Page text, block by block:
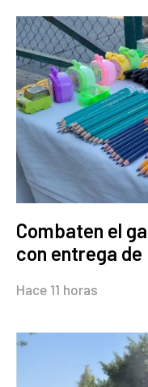
Combaten el
con entrega
Hace 11 horas